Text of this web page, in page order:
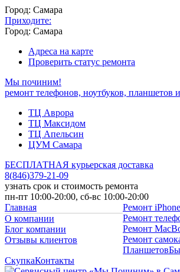
Город: Самара
Приходите:
Город: Самара
Адреса на карте
Проверить статус ремонта
Мы починим!
ремонт телефонов, ноутбуков, планшетов
ТЦ Аврора
ТЦ Максидом
ТЦ Апельсин
ЦУМ Самара
БЕСПЛАТНАЯ курьерская доставка
8(846)379-21-09
узнать срок и стоимость ремонта
пн-пт 10:00-20:00, сб-вс 10:00-20:00
Главная
О компании
Блог компании
Отзывы клиентов
Ремонт iPhone
Ремонт
Ремонт
Ремонт
Планшетов
СкупкаКонтакты